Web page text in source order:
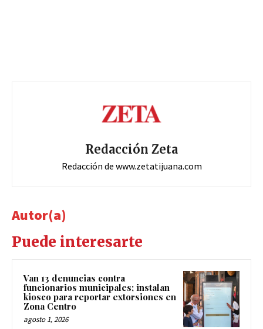
Redacción Zeta
Redacción de www.zetatijuana.com
Autor(a)
Puede interesarte
Van 13 denuncias contra
funcionarios municipales; instalan
kiosco para reportar extorsiones en
Zona Centro
agosto 1, 2026